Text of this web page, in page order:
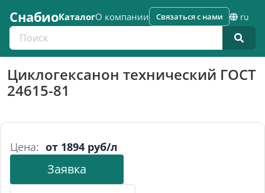
СнабиоКаталогО компании
Поиск по каталогу
Связаться с нами ru
Циклогексанон технический ГОСТ
24615-81
Цена: от 1894 руб/л
Заявка